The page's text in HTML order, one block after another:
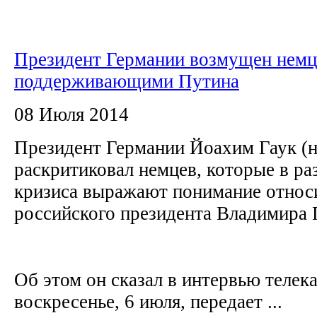
Президент Германии возмущен
поддерживающими Путина
08 Июля 2014
Президент Германии Йоахим Гаук
раскритиковал немцев, которые в
кризиса выражают понимание
российского президента
Об этом он сказал в интервью
воскресенье, 6 июля, передает ...